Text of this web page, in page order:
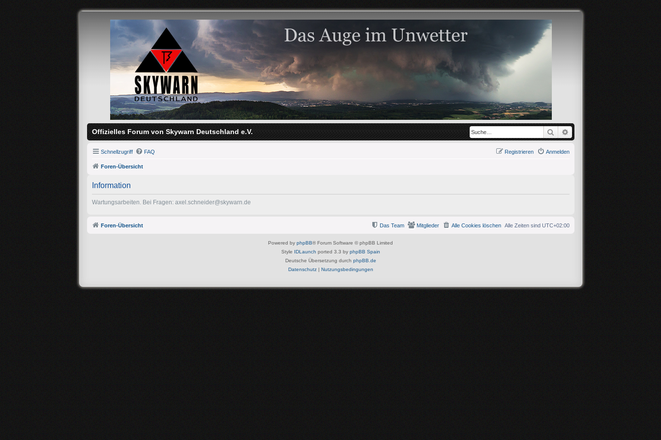
Offizielles Forum von Skywarn Deutschland e.V. Suche
Schnellzugriff FAQ Anmelden
Registrieren
Foren-Übersicht
Information
Wartungsarbeiten. Bei Fragen: axel.schneider@skywarn.de
Foren-Übersicht Alle Zeiten sind UTC+02:00
Alle Cookies löschen
Mitglieder
Das Team
Powered by phpBB® Forum Software © phpBB Limited
Style IDLaunch ported 3.3 by phpBB Spain
Deutsche Übersetzung durch phpBB.de
Datenschutz| Nutzungsbedingungen